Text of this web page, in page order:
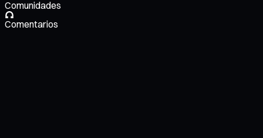
Comunidades
Comentarios